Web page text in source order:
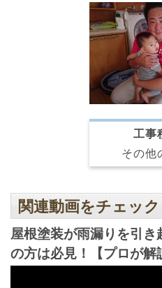
工事
その他
関連動画をチェック
屋根塗装が雨漏りを引
の方は必見！【プロが解